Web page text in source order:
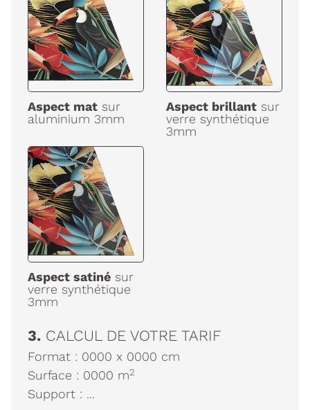
Aspect mat sur
aluminium 3mm
Aspect brillant sur
verre synthétique
3mm
Aspect satiné sur
verre synthétique
3mm
3. CALCUL DE VOTRE TARIF
Format : 0000 x 0000 cm
Surface : 0000 m2
Support : ...